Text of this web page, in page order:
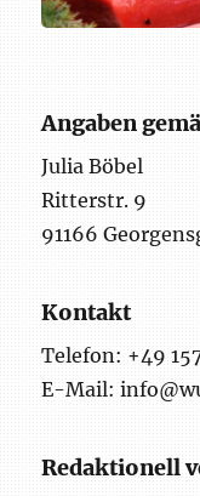
Angaben
Julia Böbel
Ritterstr. 9
91166
Kontakt
Telefon: +49
E-Mail:
Redaktionell